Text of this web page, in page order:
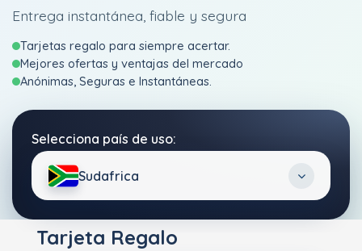
Entrega instantánea, fiable y segura
Tarjetas regalo para siempre acertar.
Mejores ofertas y ventajas del mercado
Anónimas, Seguras e Instantáneas.
Selecciona país de uso:
Sudafrica
Tarjeta Regalo